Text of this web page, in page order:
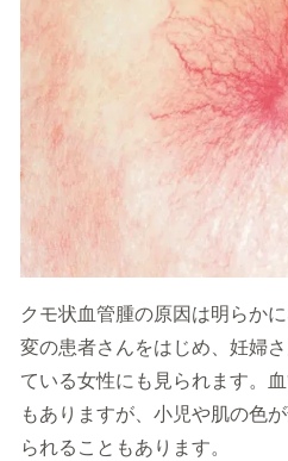
クモ状血管腫の原因は明らか
変の患者さんをはじめ、妊婦
ている女性にも見られます。
もありますが、小児や肌の色
られることもあります。